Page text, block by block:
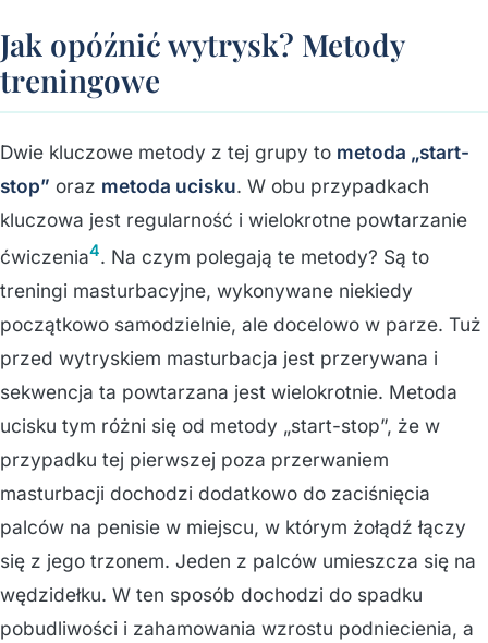
Jak opóźnić wytrysk? Metody
treningowe
Dwie kluczowe metody z tej grupy to metoda „start-
stop” oraz metoda ucisku. W obu przypadkach
kluczowa jest regularność i wielokrotne powtarzanie
ćwiczenia4. Na czym polegają te metody? Są to
treningi masturbacyjne, wykonywane niekiedy
początkowo samodzielnie, ale docelowo w parze. Tuż
przed wytryskiem masturbacja jest przerywana i
sekwencja ta powtarzana jest wielokrotnie. Metoda
ucisku tym różni się od metody „start-stop”, że w
przypadku tej pierwszej poza przerwaniem
masturbacji dochodzi dodatkowo do zaciśnięcia
palców na penisie w miejscu, w którym żołądź łączy
się z jego trzonem. Jeden z palców umieszcza się na
wędzidełku. W ten sposób dochodzi do spadku
pobudliwości i zahamowania wzrostu podniecienia, a